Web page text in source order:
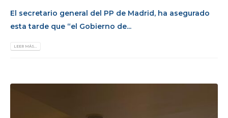
El secretario general del PP de Madrid, ha asegurado
esta tarde que “el Gobierno de...
LEER MÁS...